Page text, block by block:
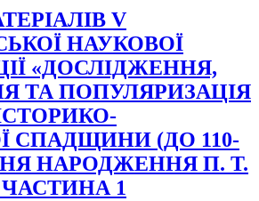
V
НАУКОВОЇ
«ДОСЛІДЖЕННЯ,
ТА ПОПУЛЯРИЗАЦІЯ
СПАДЩИНИ (ДО 110-
НАРОДЖЕННЯ П. Т.
1